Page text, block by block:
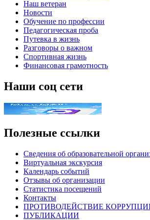
Наш ветеран
Новости
Обучение по профессии
Педагогическая проба
Путевка в жизнь
Разговоры о важном
Спортивная жизнь
Финансовая грамотность
Наши соц сети
Полезные ссылки
Сведения об образовательной
Виртуальная экскурсия
Календарь событий
Отзывы об организации
Статистика посещений
Контакты
ПРОТИВОДЕЙСТВИЕ
ПУБЛИКАЦИИ